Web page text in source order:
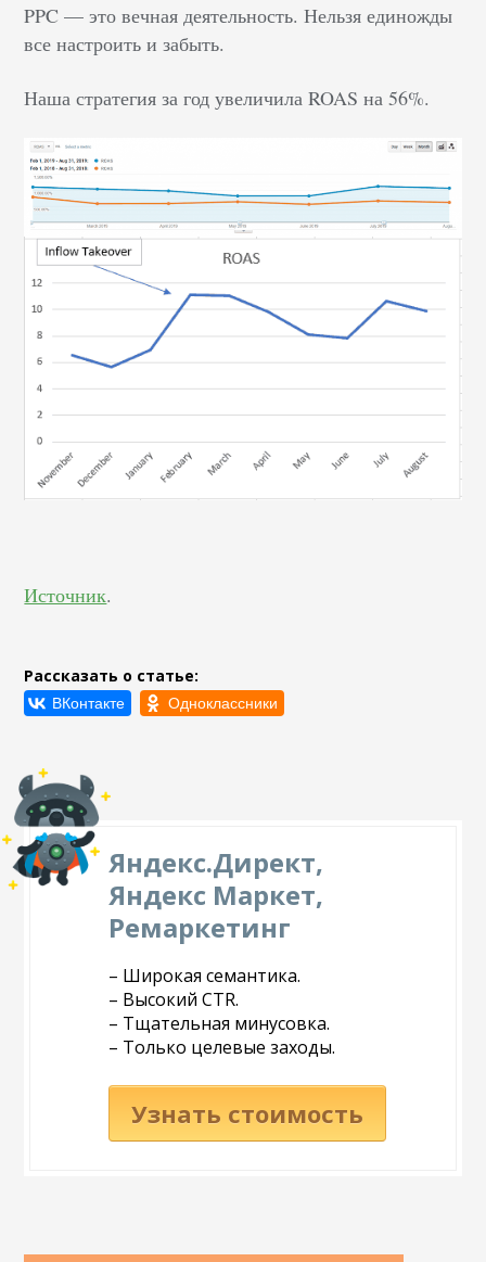
PPC — это вечная деятельность. Нельзя единожды
все настроить и забыть.
Наша стратегия за год увеличила ROAS на 56%.
Источник.
Рассказать о статье:
Яндекс.Директ,
Яндекс Маркет,
Ремаркетинг
– Широкая семантика.
– Высокий CTR.
– Тщательная минусовка.
– Только целевые заходы.
Узнать стоимость